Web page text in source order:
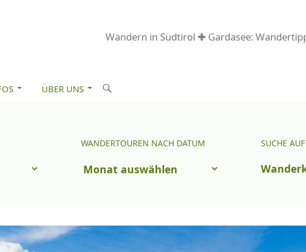
Wandern in Südtirol ✚ Gardasee:
S
h
n
ÜBER UNS
WANDERTOUREN NACH DATUM
nach
Datum
SUCHE